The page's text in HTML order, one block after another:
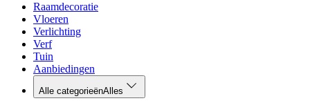
Raamdecoratie
Vloeren
Verlichting
Verf
Tuin
Aanbiedingen
Alle categorieënAlles